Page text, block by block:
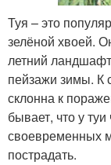
Туя – это
зелёной хвоей.
летний
пейзажи зимы. К
склонна к
бывает, что у
своевременных
пострадать.